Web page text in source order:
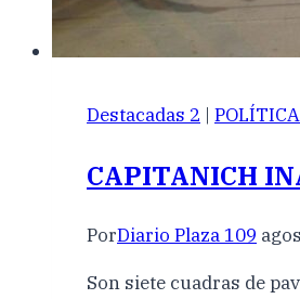
Destacadas 2 | POLÍTICA
CAPITANICH
PorDiario Plaza 109
Son siete cuadras de